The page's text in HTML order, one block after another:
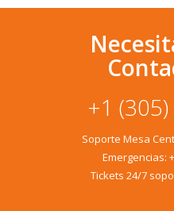
+1
Soporte Mesa
Emergencias:
Tickets 24/7